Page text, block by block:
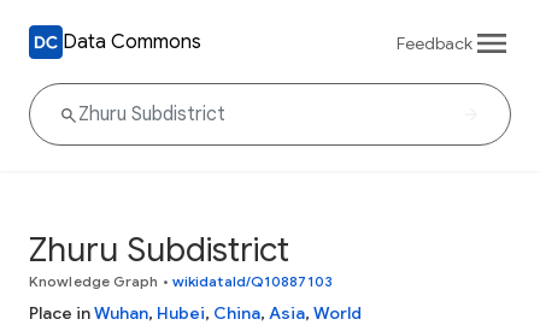
Data Commons Feedback
Zhuru Subdistrict
Knowledge Graph • wikidataId/Q10887103
Place inWuhan, Hubei, China, Asia, World